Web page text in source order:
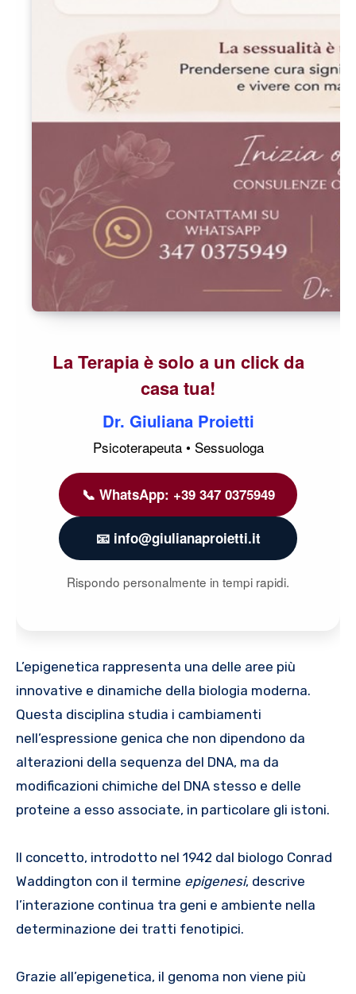
La Terapia è solo a un click da
casa tua!
Dr. Giuliana Proietti
Psicoterapeuta • Sessuologa
📞 WhatsApp: +39 347 0375949
📧 info@giulianaproietti.it
Rispondo personalmente in tempi rapidi.
L’epigenetica rappresenta una delle aree più
innovative e dinamiche della biologia moderna.
Questa disciplina studia i cambiamenti
nell’espressione genica che non dipendono da
alterazioni della sequenza del DNA, ma da
modificazioni chimiche del DNA stesso e delle
proteine a esso associate, in particolare gli istoni.
Il concetto, introdotto nel 1942 dal biologo Conrad
Waddington con il termine epigenesi, descrive
l’interazione continua tra geni e ambiente nella
determinazione dei tratti fenotipici.
Grazie all’epigenetica, il genoma non viene più